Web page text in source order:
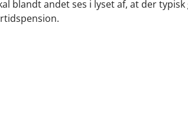
blandt andet ses i lyset af, at der